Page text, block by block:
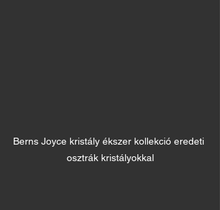
Berns Joyce kristály ékszer kollekció eredeti
osztrák kristályokkal